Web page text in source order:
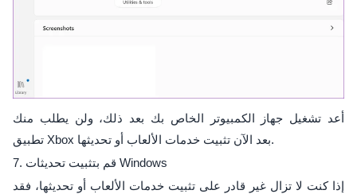
أعد تشغيل جهاز الكمبيوتر الخاص بك بعد ذلك، ولن يطلب منك
تطبيق Xbox بعد الآن تثبيت خدمات الألعاب أو تحديثها.
7. قم بتثبيت تحديثات Windows
إذا كنت لا تزال غير قادر على تثبيت خدمات الألعاب أو تحديثها، فقد